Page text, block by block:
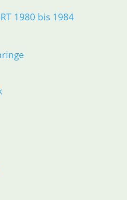
1980 bis 1984